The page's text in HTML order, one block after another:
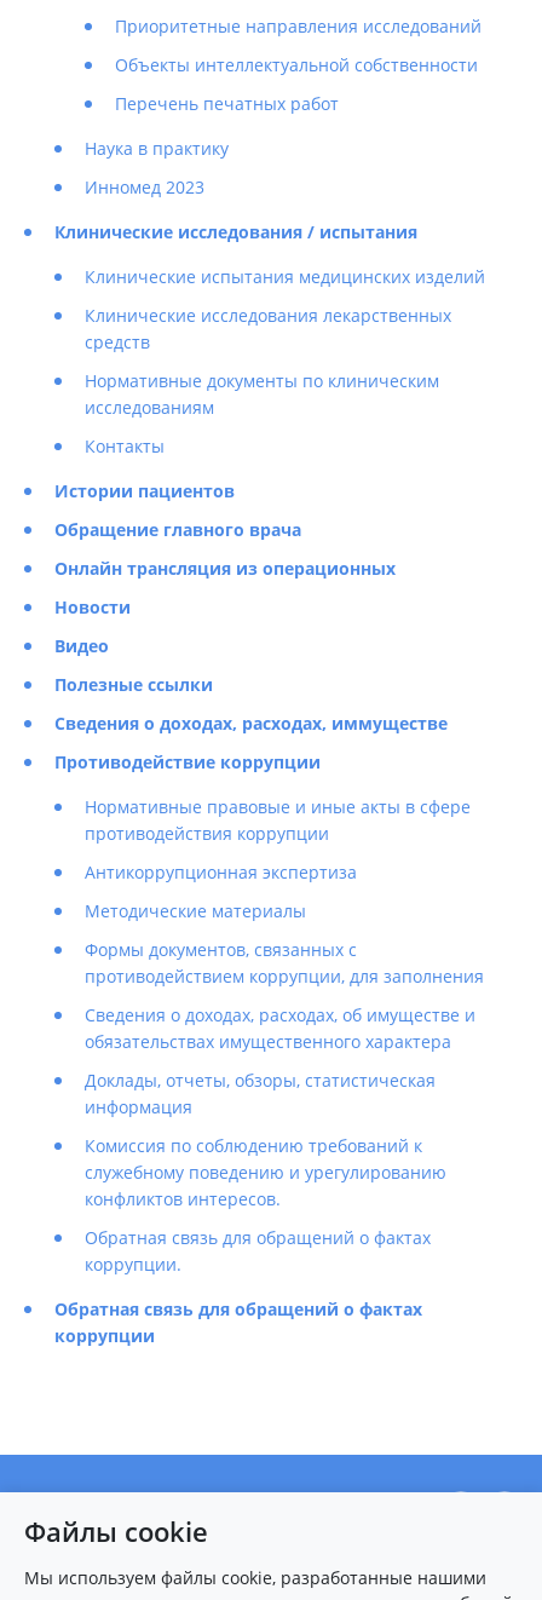
Приоритетные направления исследований
Объекты интеллектуальной собственности
Перечень печатных работ
Наука в практику
Инномед 2023
Клинические исследования / испытания
Клинические испытания медицинских изделий
Клинические исследования лекарственных
средств
Нормативные документы по клиническим
исследованиям
Контакты
Истории пациентов
Обращение главного врача
Онлайн трансляция из операционных
Новости
Видео
Полезные ссылки
Сведения о доходах, расходах, иммуществе
Противодействие коррупции
Нормативные правовые и иные акты в сфере
противодействия коррупции
Антикоррупционная экспертиза
Методические материалы
Формы документов, связанных с
противодействием коррупции, для заполнения
Сведения о доходах, расходах, об имуществе и
обязательствах имущественного характера
Доклады, отчеты, обзоры, статистическая
информация
Комиссия по соблюдению требований к
служебному поведению и урегулированию
конфликтов интересов.
Обратная связь для обращений о фактах
коррупции.
Обратная связь для обращений о фактах
коррупции
О центре
Новости
Пациентам
Файлы cookie
Мы используем файлы cookie, разработанные нашими